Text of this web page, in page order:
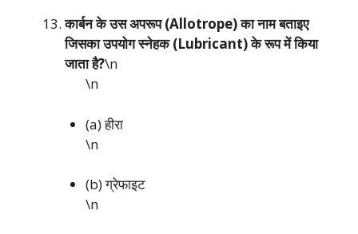
कार्बन के उस अपरूप (Allotrope) का नाम बताइए
जिसका उपयोग स्नेहक (Lubricant) के रूप में किया
जाता है?\n
\n
(a) हीरा
\n
(b) ग्रेफाइट
\n